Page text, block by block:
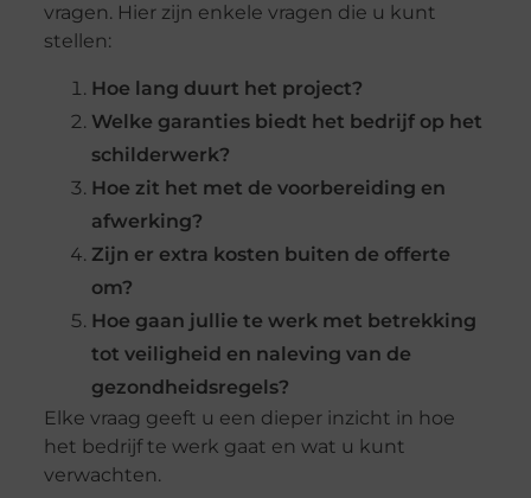
vragen. Hier zijn enkele vragen die u kunt
stellen:
Hoe lang duurt het project?
Welke garanties biedt het bedrijf op het
schilderwerk?
Hoe zit het met de voorbereiding en
afwerking?
Zijn er extra kosten buiten de offerte
om?
Hoe gaan jullie te werk met betrekking
tot veiligheid en naleving van de
gezondheidsregels?
Elke vraag geeft u een dieper inzicht in hoe
het bedrijf te werk gaat en wat u kunt
verwachten.